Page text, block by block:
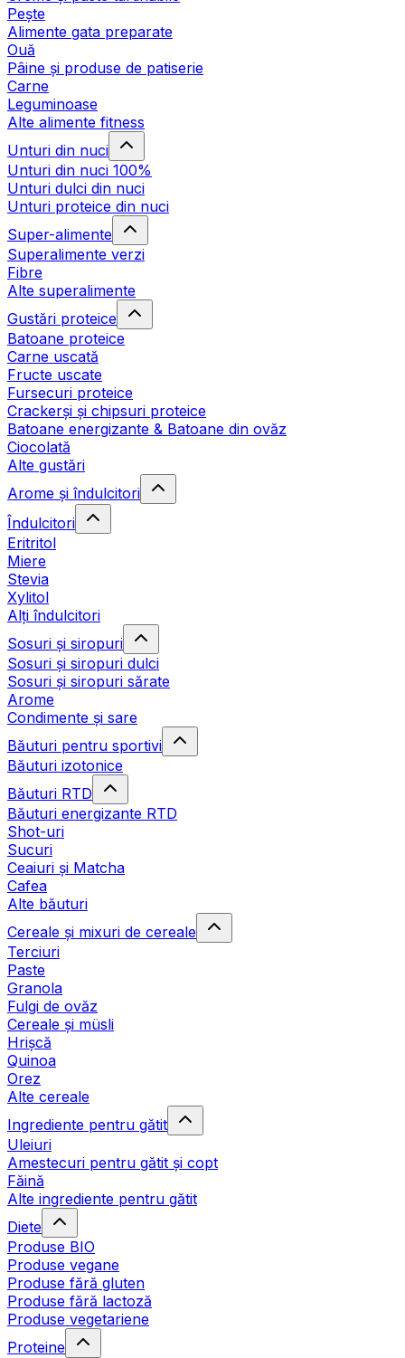
Pește
Alimente gata preparate
Ouă
Pâine și produse de patiserie
Carne
Leguminoase
Alte alimente fitness
Unturi din nuci
Unturi din nuci 100%
Unturi dulci din nuci
Unturi proteice din nuci
Super-alimente
Superalimente verzi
Fibre
Alte superalimente
Gustări proteice
Batoane proteice
Carne uscată
Fructe uscate
Fursecuri proteice
Crackerși și chipsuri proteice
Batoane energizante & Batoane din ovăz
Ciocolată
Alte gustări
Arome și îndulcitori
Îndulcitori
Eritritol
Miere
Stevia
Xylitol
Alți îndulcitori
Sosuri și siropuri
Sosuri și siropuri dulci
Sosuri și siropuri sărate
Arome
Condimente și sare
Băuturi pentru sportivi
Băuturi izotonice
Băuturi RTD
Băuturi energizante RTD
Shot-uri
Sucuri
Ceaiuri și Matcha
Cafea
Alte băuturi
Cereale și mixuri de cereale
Terciuri
Paste
Granola
Fulgi de ovăz
Cereale și müsli
Hrișcă
Quinoa
Orez
Alte cereale
Ingrediente pentru gătit
Uleiuri
Amestecuri pentru gătit și copt
Făină
Alte ingrediente pentru gătit
Diete
Produse BIO
Produse vegane
Produse fără gluten
Produse fără lactoză
Produse vegetariene
Proteine